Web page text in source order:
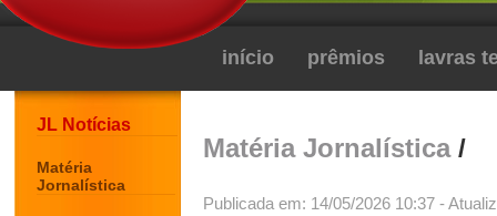
início prêmios lavras
JL Notícias
Matéria
Jornalística
Matéria Jornalística/
Publicada em: 14/05/2026 10:37 -